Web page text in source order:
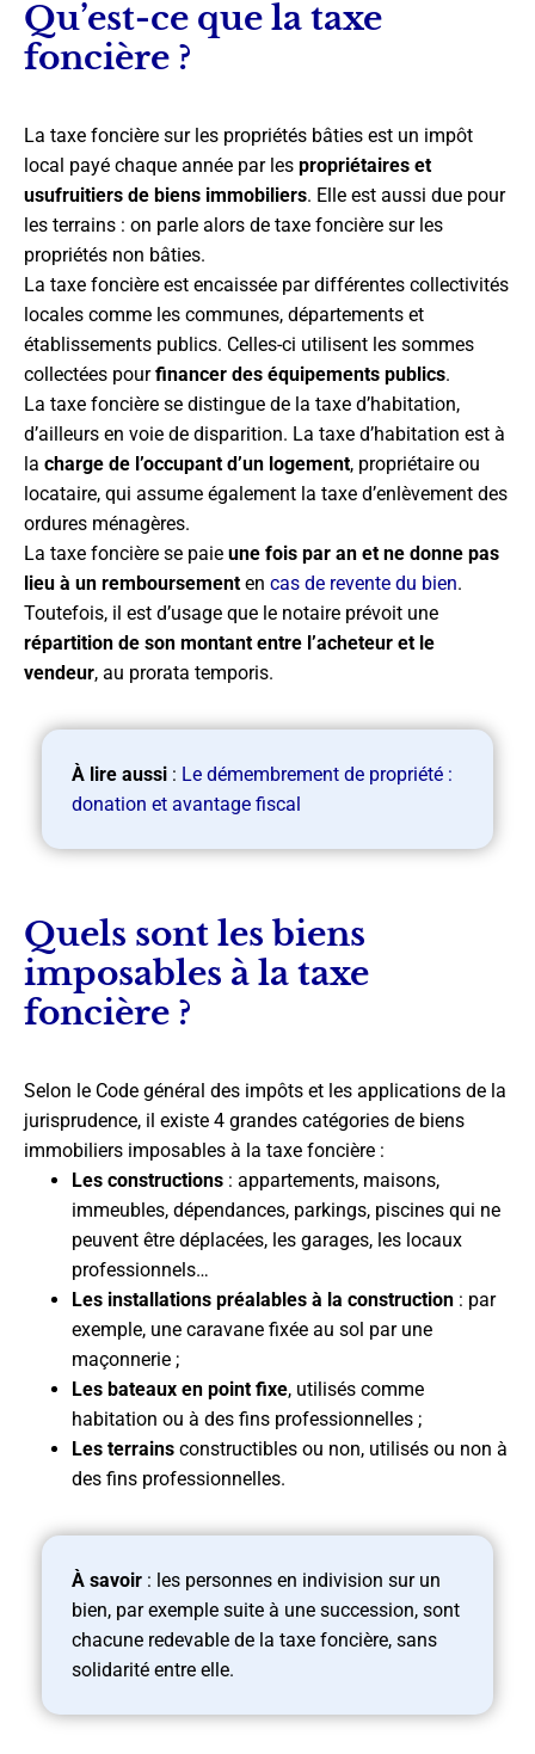
Qu’est-ce que la taxe
foncière ?
La taxe foncière sur les propriétés bâties est un impôt
local payé chaque année par les propriétaires et
usufruitiers de biens immobiliers. Elle est aussi due pour
les terrains : on parle alors de taxe foncière sur les
propriétés non bâties.
La taxe foncière est encaissée par différentes collectivités
locales comme les communes, départements et
établissements publics. Celles-ci utilisent les sommes
collectées pourfinancer des équipements publics.
La taxe foncière se distingue de la taxe d’habitation,
d’ailleurs en voie de disparition. La taxe d’habitation est à
la charge de l’occupant d’un logement, propriétaire ou
locataire, qui assume également la taxe d’enlèvement des
ordures ménagères.
La taxe foncière se paie une fois par an et ne donne pas
lieu à un remboursement en cas de revente du bien.
Toutefois, il est d’usage que le notaire prévoit une
répartition de son montant entre l’acheteur et le
vendeur, au prorata temporis.
À lire aussi : Le démembrement de propriété :
donation et avantage fiscal
Quels sont les biens
imposables à la taxe
foncière ?
Selon le Code général des impôts et les applications de la
jurisprudence, il existe 4 grandes catégories de biens
immobiliers imposables à la taxe foncière :
Les constructions : appartements, maisons,
immeubles, dépendances, parkings, piscines qui ne
peuvent être déplacées, les garages, les locaux
professionnels…
Les installations préalables à la construction : par
exemple, une caravane fixée au sol par une
maçonnerie ;
Les bateaux en point fixe, utilisés comme
habitation ou à des fins professionnelles ;
Les terrains constructibles ou non, utilisés ou non à
des fins professionnelles.
À savoir : les personnes en indivision sur un
bien, par exemple suite à une succession, sont
chacune redevable de la taxe foncière, sans
solidarité entre elle.